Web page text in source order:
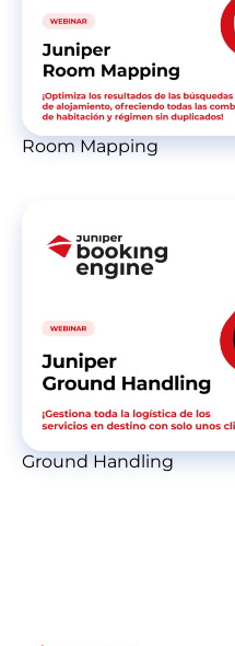
Room Mapping
Ground Handling